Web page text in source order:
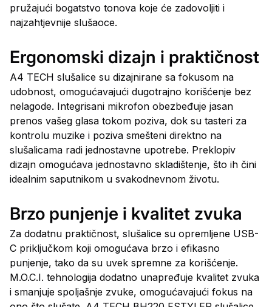
pružajući bogatstvo tonova koje će zadovoljiti i
najzahtjevnije slušaoce.
Ergonomski dizajn i praktičnost
A4 TECH slušalice su dizajnirane sa fokusom na
udobnost, omogućavajući dugotrajno korišćenje bez
nelagode. Integrisani mikrofon obezbeđuje jasan
prenos vašeg glasa tokom poziva, dok su tasteri za
kontrolu muzike i poziva smešteni direktno na
slušalicama radi jednostavne upotrebe. Preklopiv
dizajn omogućava jednostavno skladištenje, što ih čini
idealnim saputnikom u svakodnevnom životu.
Brzo punjenje i kvalitet zvuka
Za dodatnu praktičnost, slušalice su opremljene USB-
C priključkom koji omogućava brzo i efikasno
punjenje, tako da su uvek spremne za korišćenje.
M.O.C.I. tehnologija dodatno unapređuje kvalitet zvuka
i smanjuje spoljašnje zvuke, omogućavajući fokus na